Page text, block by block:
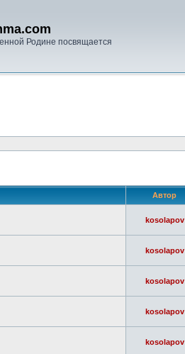
Родине посвящается
Автор
kosolapov
kosolapov
kosolapov
kosolapov
kosolapov